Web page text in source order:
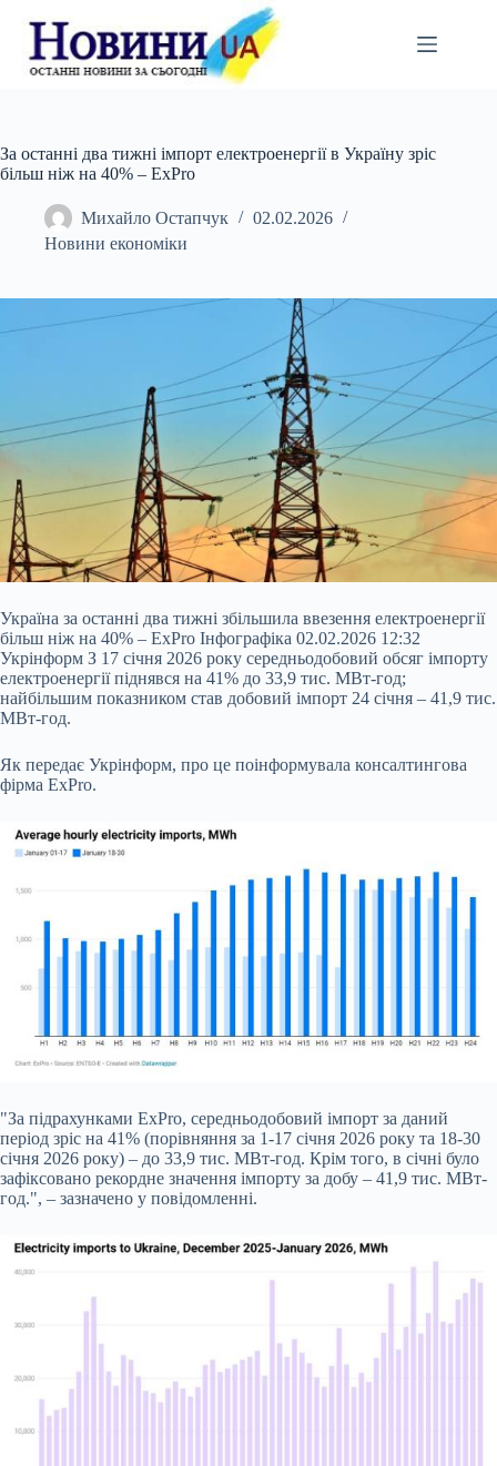
вмісту
За останні два тижні імпорт електроенергії в Україну зріс
більш ніж на 40% – ExPro
Михайло Остапчук
02.02.2026
Новини економіки
Україна за останні два тижні збільшила ввезення електроенергії
більш ніж на 40% – ExPro Інфографіка 02.02.2026 12:32
Укрінформ З 17 січня 2026 року середньодобовий обсяг імпорту
електроенергії піднявся на 41% до 33,9 тис. МВт-год;
найбільшим показником став добовий імпорт 24 січня – 41,9 тис.
МВт-год.
Як передає Укрінформ, про це поінформувала консалтингова
фірма ExPro.
"За підрахунками ExPro, середньодобовий імпорт за даний
період зріс на 41% (порівняння за 1-17 січня 2026 року та 18-30
січня 2026 року) – до 33,9 тис. МВт-год. Крім того, в січні було
зафіксовано рекордне значення імпорту за добу – 41,9 тис. МВт-
год.", – зазначено у повідомленні.